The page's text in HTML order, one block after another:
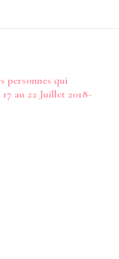
personnes qui
au 22 Juillet 2018-